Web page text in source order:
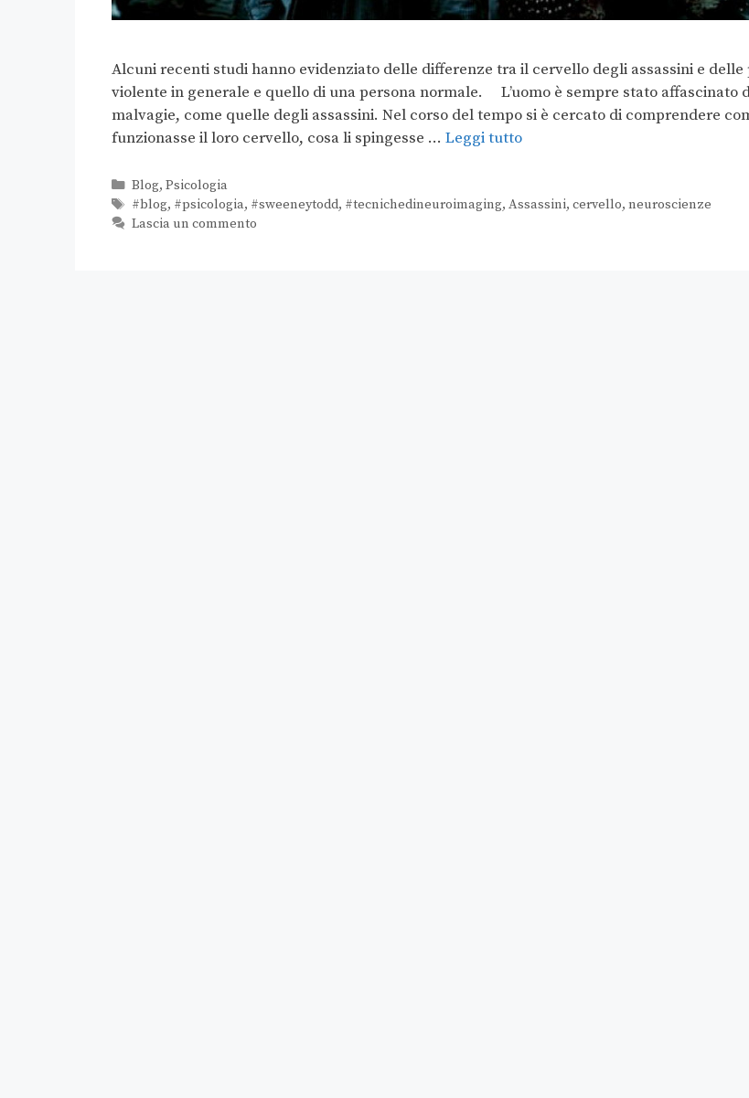
Alcuni recenti studi hanno evidenziato delle differenze tra il cervello degli assassini e delle
violente in generale e quello di una persona normale. L’uomo è sempre stato affascinato
malvagie, come quelle degli assassini. Nel corso del tempo si è cercato di comprendere
funzionasse il loro cervello, cosa li spingesse … Leggi tutto
Blog, Psicologia
#blog, #psicologia, #sweeneytodd, #tecnichedineuroimaging, Assassini, cervello, neuroscienze
Lascia un commento